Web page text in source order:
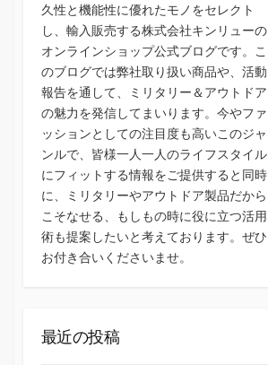
久性と機能性に優れたモノをセレクト
し、輸入販売する株式会社キンリューの
オンラインショップ公式ブログです。こ
のブログでは弊社取り扱い商品や、活動
報告を通して、ミリタリー＆アウトドア
の魅力を発信してまいります。今やファ
ッションとしての注目度も高いこのジャ
ンルで、皆様一人一人のライフスタイル
にフィットする情報をご提供すると同時
に、ミリタリーやアウトドア製品だから
こそなせる、もしもの時に役に立つ活用
術も提案したいと考えております。ぜひ
お付き合いくださいませ。
最近の投稿